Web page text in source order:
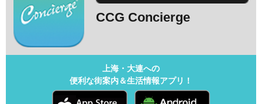
CCG Concierge
上海・大連への
便利な街案内＆生活情報アプリ！